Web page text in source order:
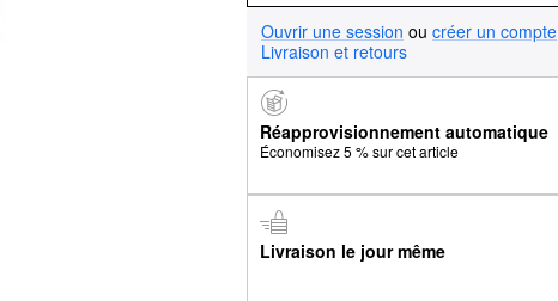
Ouvrir une session ou créer un compte
Livraison et retours
Réapprovisionnement automatique
Économisez 5 % sur cet article
Livraison le jour même